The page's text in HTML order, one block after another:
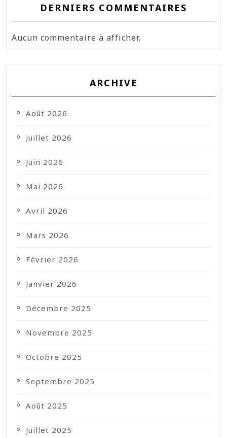
DERNIERS COMMENTAIRES
Aucun commentaire à afficher.
ARCHIVE
Août 2026
Juillet 2026
Juin 2026
Mai 2026
Avril 2026
Mars 2026
Février 2026
Janvier 2026
Décembre 2025
Novembre 2025
Octobre 2025
Septembre 2025
Août 2025
Juillet 2025